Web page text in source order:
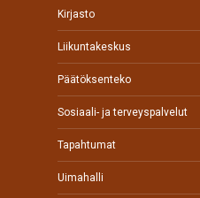
Kirjasto
Liikuntakeskus
Päätöksenteko
Sosiaali- ja terveyspalvelut
Tapahtumat
Uimahalli